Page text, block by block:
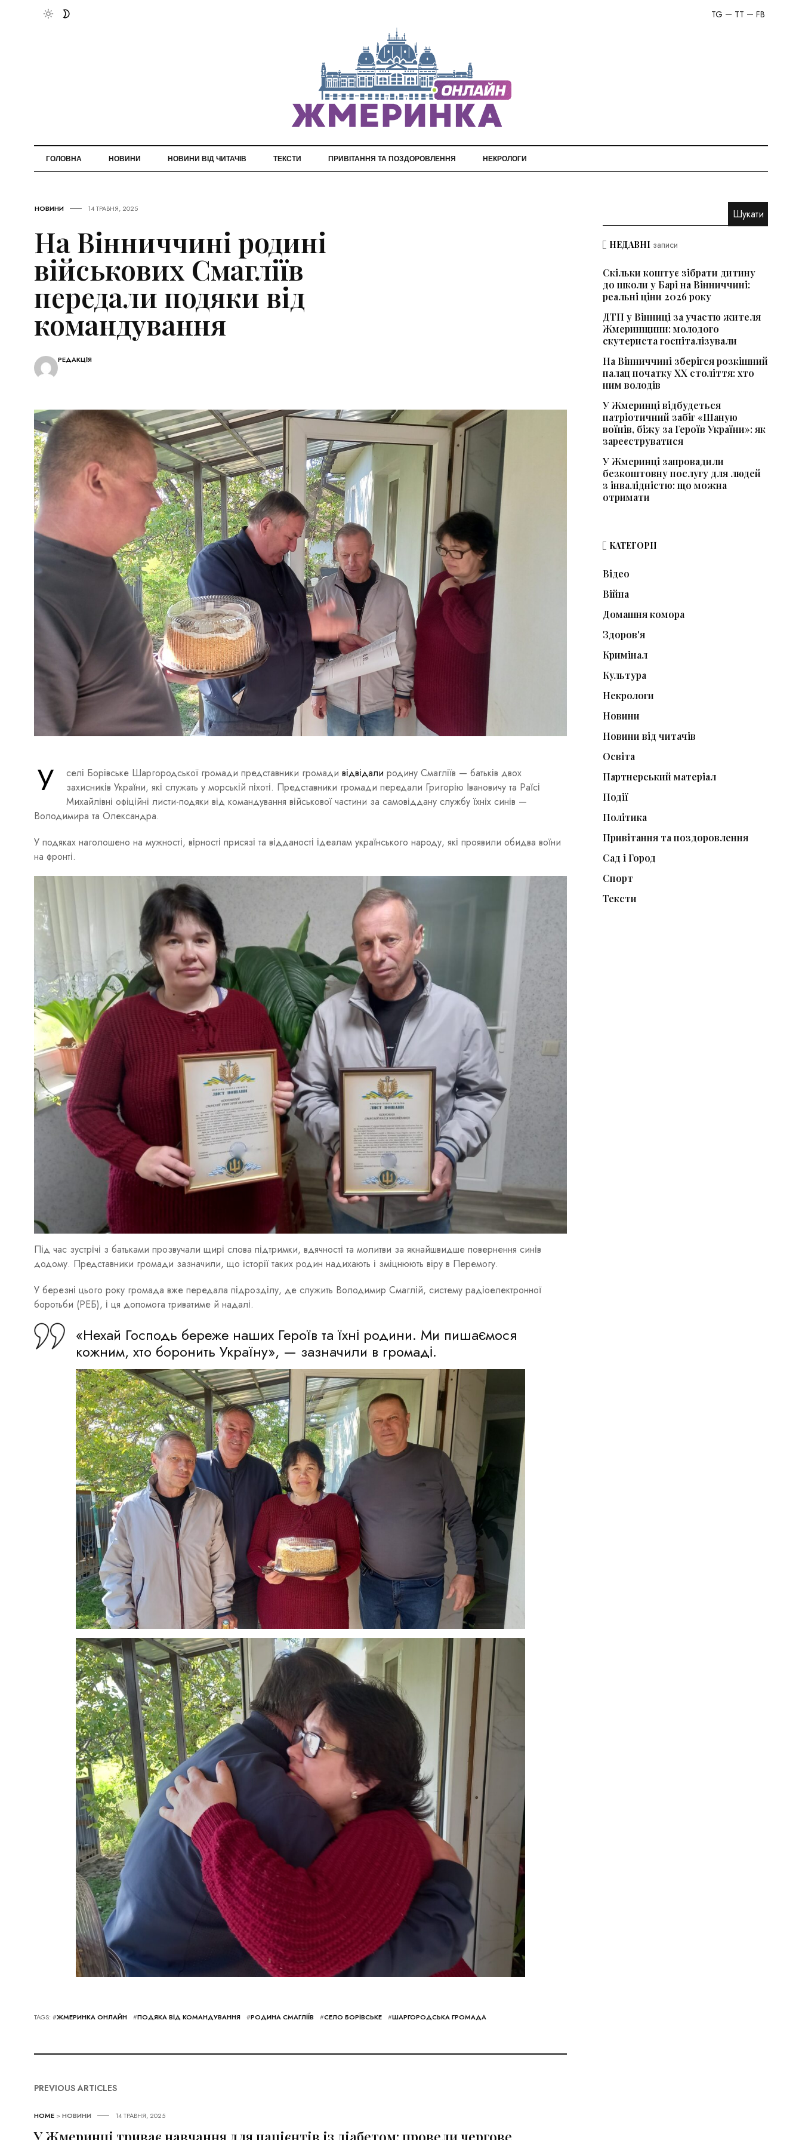
FB
TT
TG
ГОЛОВНА НОВИНИ НОВИНИ ВІД ЧИТАЧІВ ТЕКСТИ ПРИВІТАННЯ ТА ПОЗДОРОВЛЕННЯ НЕКРОЛОГИ
НОВИНИ 14 ТРАВНЯ, 2025
На Вінниччині родині
військових Смагліїв
передали подяки від
командування
РЕДАКЦІЯ
У селі Борівське Шаргородської громади представники громади відвідали родину Смагліїв — батьків двох
захисників України, які служать у морській піхоті. Представники громади передали Григорію Івановичу та Раїсі
Михайлівні офіційні листи-подяки від командування військової частини за самовіддану службу їхніх синів —
Володимира та Олександра.
У подяках наголошено на мужності, вірності присязі та відданості ідеалам українського народу, які проявили обидва воїни
на фронті.
Під час зустрічі з батьками прозвучали щирі слова підтримки, вдячності та молитви за якнайшвидше повернення синів
додому. Представники громади зазначили, що історії таких родин надихають і зміцнюють віру в Перемогу.
У березні цього року громада вже передала підрозділу, де служить Володимир Смаглій, систему радіоелектронної
боротьби (РЕБ), і ця допомога триватиме й надалі.
«Нехай Господь береже наших Героїв та їхні родини. Ми пишаємося
кожним, хто боронить Україну», — зазначили в громаді.
TAGS: #ЖМЕРИНКА ОНЛАЙН #ПОДЯКА ВІД КОМАНДУВАННЯ #РОДИНА СМАГЛІЇВ #СЕЛО БОРІВСЬКЕ #ШАРГОРОДСЬКА ГРОМАДА
PREVIOUS ARTICLES
HOME >НОВИНИ 14 ТРАВНЯ, 2025
У Жмеринці триває навчання для пацієнтів із діабетом: провели чергове
НЕДАВНІ записи
Скільки коштує зібрати дитину
до школи у Барі на Вінниччині:
реальні ціни 2026 року
ДТП у Вінниці за участю жителя
Жмеринщини: молодого
скутериста госпіталізували
На Вінниччині зберігся розкішний
палац початку ХХ століття: хто
ним володів
У Жмеринці відбудеться
патріотичний забіг «Шаную
воїнів, біжу за Героїв України»: як
зареєструватися
У Жмеринці запровадили
безкоштовну послугу для людей
з інвалідністю: що можна
отримати
КАТЕГОРІЇ
Відео
Війна
Домашня комора
Здоров'я
Кримінал
Культура
Некрологи
Новини
Новини від читачів
Освіта
Партнерський матеріал
Події
Політика
Привітання та поздоровлення
Сад і Город
Спорт
Тексти